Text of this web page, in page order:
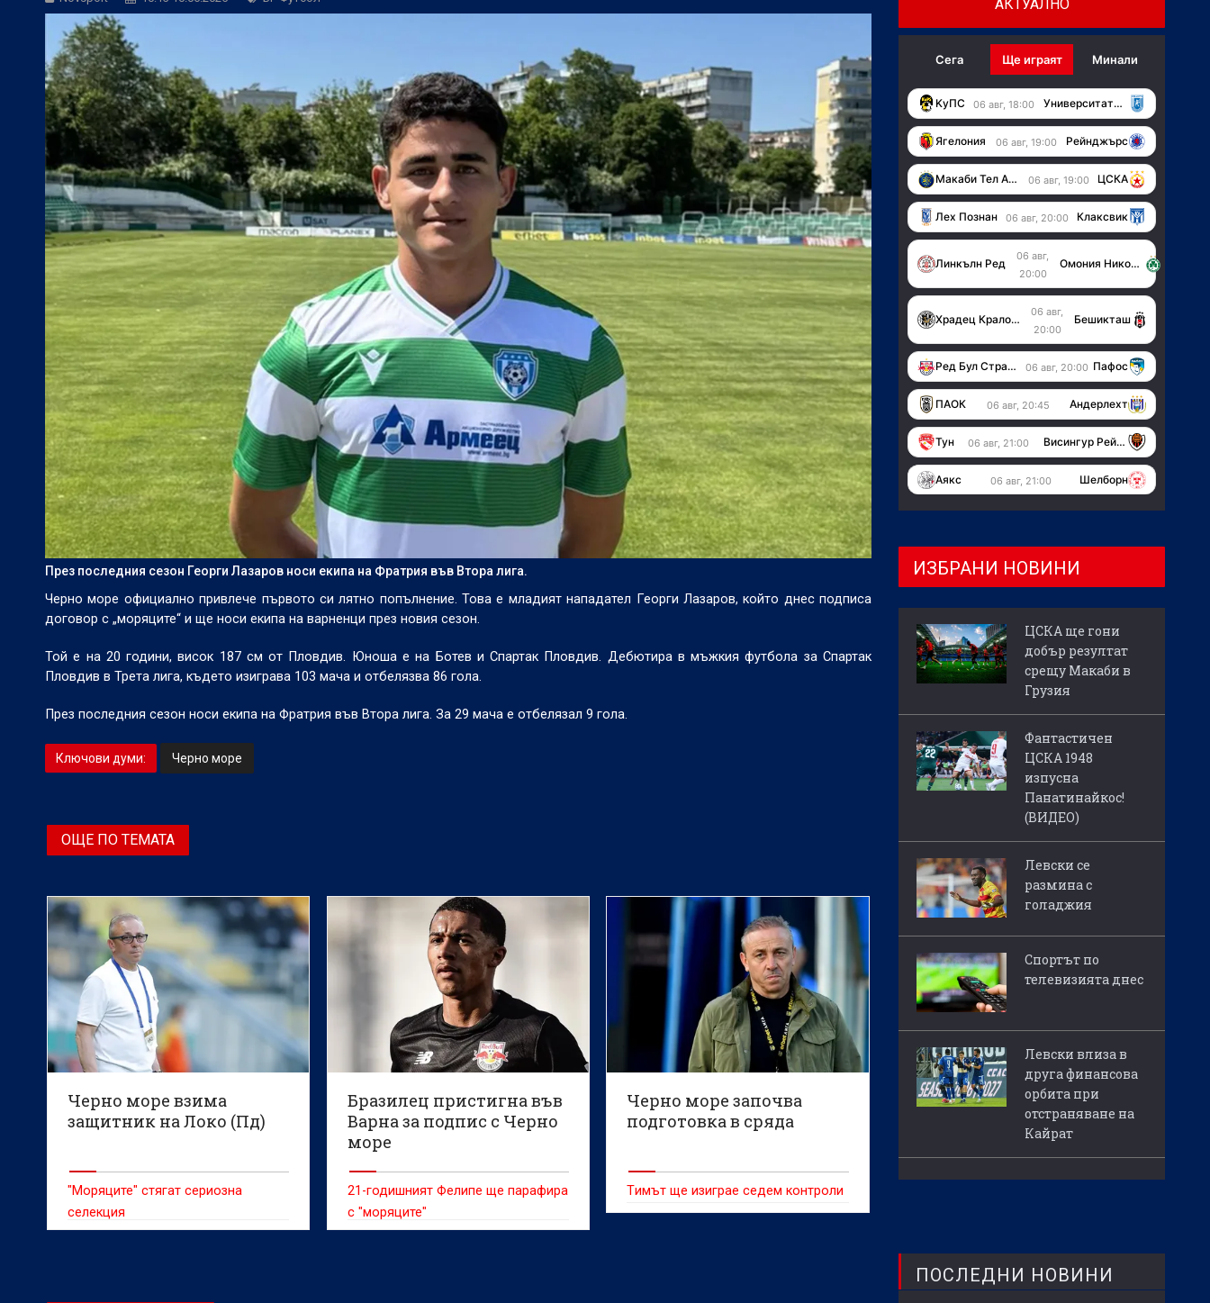
Фен Зона:Фантастичен ЦСКА 1948 изпусна Панатинайкос! (ВИДЕО)
През последния сезон Георги Лазаров носи екипа на Фратрия във Втора лига.
Черно море официално привлече първото си лятно попълнение. Това е младият нападател Георги Лазаров, който днес подписа
договор с „моряците“ и ще носи екипа на варненци през новия сезон.
Той е на 20 години, висок 187 см от Пловдив. Юноша е на Ботев и Спартак Пловдив. Дебютира в мъжкия футбола за Спартак
Пловдив в Трета лига, където изиграва 103 мача и отбелязва 86 гола.
През последния сезон носи екипа на Фратрия във Втора лига. За 29 мача е отбелязал 9 гола.
Ключови думи: Черно море
ОЩЕ ПО ТЕМАТА
Черно море взима
защитник на Локо (Пд)
"Моряците" стягат сериозна
селекция
Бразилец пристигна във
Варна за подпис с Черно
море
21-годишният Фелипе ще парафира
с "моряците"
Черно море започва
подготовка в сряда
Tимът ще изиграе седем контроли
АКТУАЛНО
Сега Ще играят Минали
KуПС 06 авг, 18:00 Университатя (Крайова)
Ягелония 06 авг, 19:00 Рейнджърс
Макаби Тел Авив 06 авг, 19:00 ЦСКА
Лех Познан 06 авг, 20:00 Клаксвик
Линкълн Ред
06 авг,
20:00
Омония Никозия
Храдец Кралове
06 авг,
20:00
Бешикташ
Ред Бул Страсбург 06 авг, 20:00 Пафос
ПАОК 06 авг, 20:45 Андерлехт
Тун 06 авг, 21:00 Висингур Рейкявик
Аякс 06 авг, 21:00 Шелборн
ИЗБРАНИ НОВИНИ
ЦСКА ще гони
добър резултат
срещу Макаби в
Грузия
Фантастичен
ЦСКА 1948
изпусна
Панатинайкос!
(ВИДЕО)
Левски се
размина с
голаджия
Спортът по
телевизията днес
Левски влиза в
друга финансова
орбита при
отстраняване на
Кайрат
ПОСЛЕДНИ НОВИНИ